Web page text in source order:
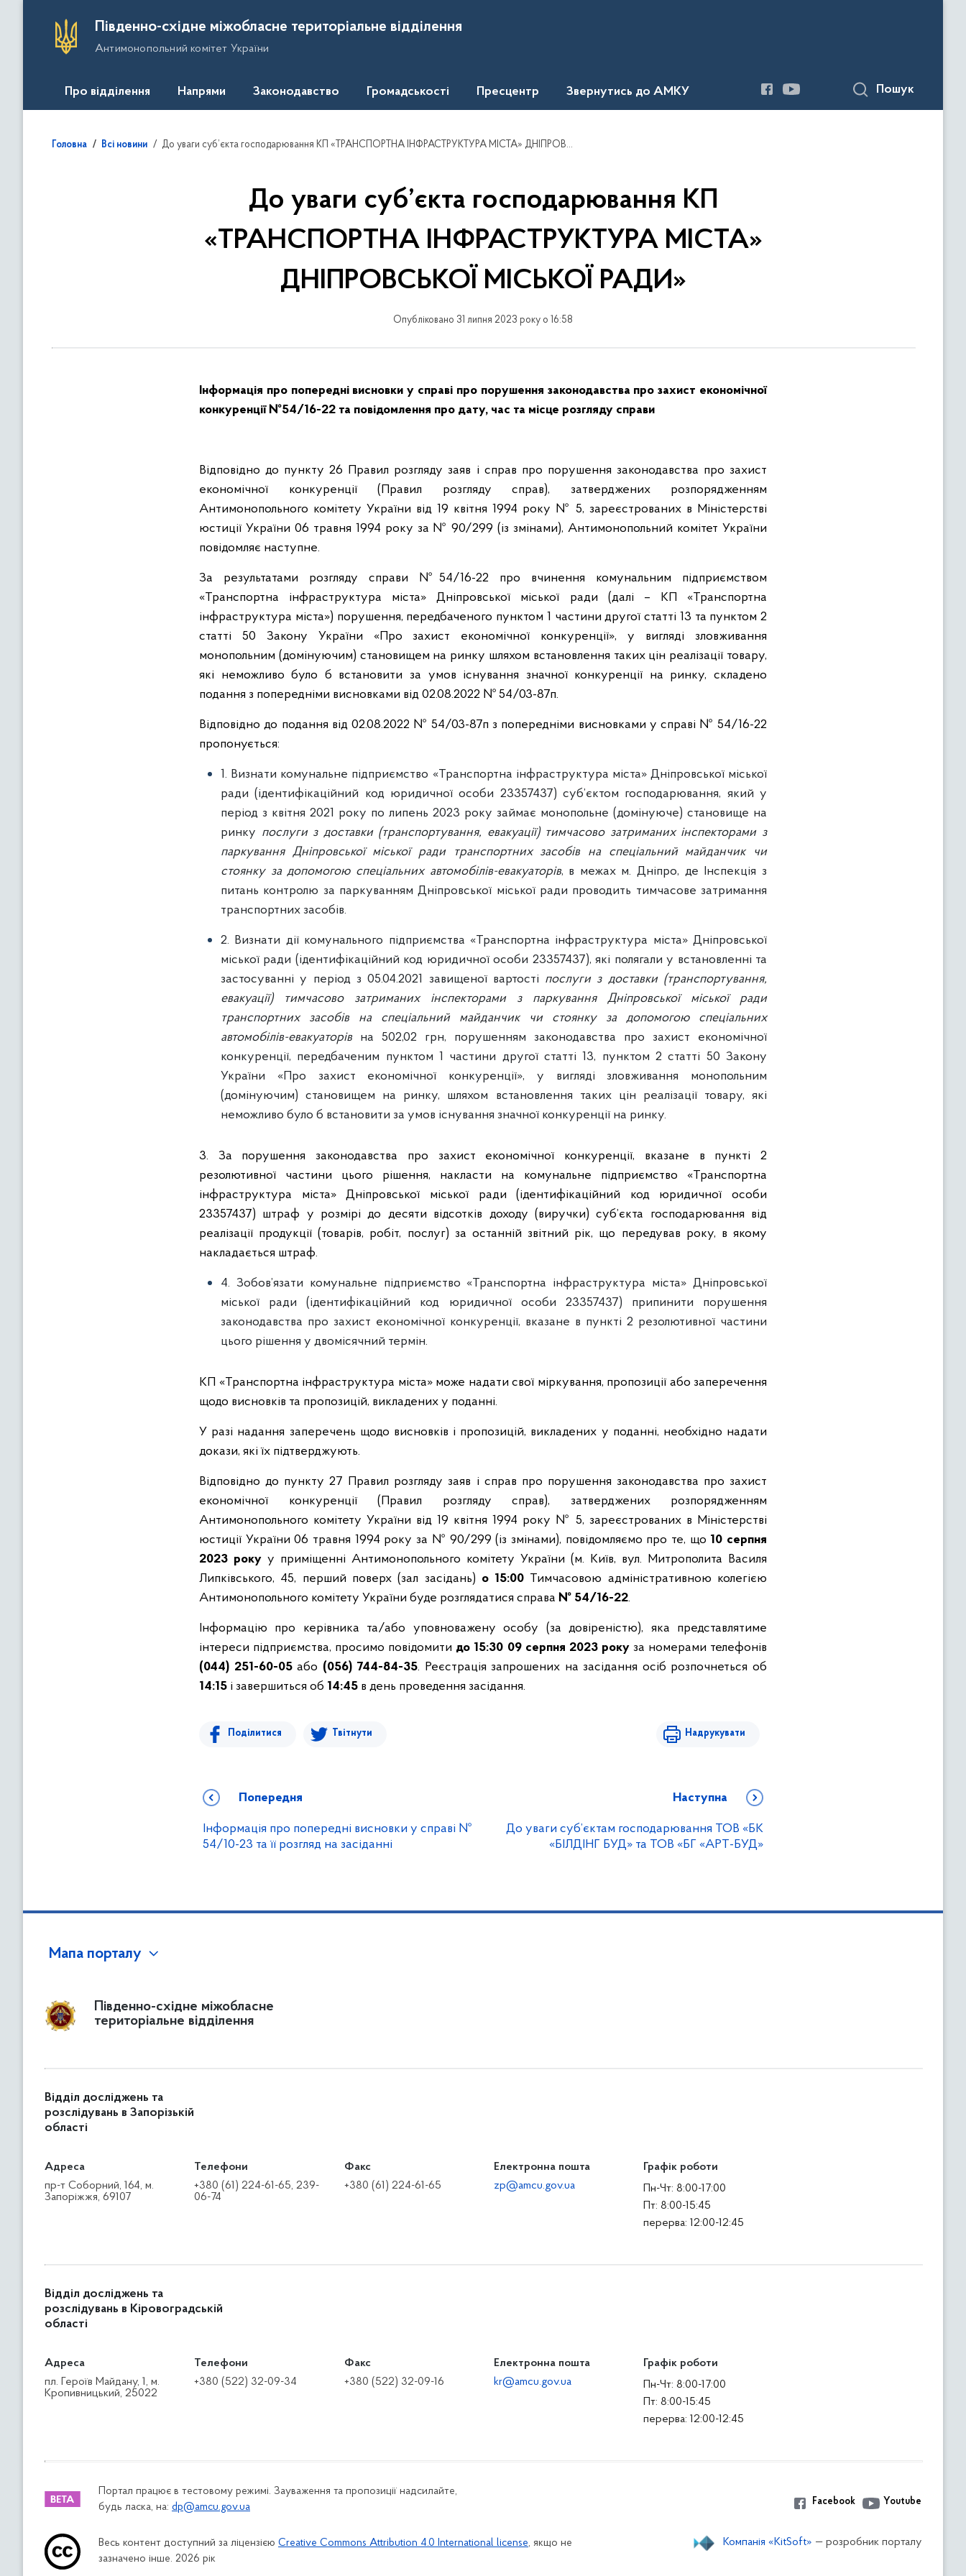
Південно-східне міжобласне територіальне відділення
Антимонопольний комітет України
Про відділення Напрями Законодавство Громадськості Пресцентр Звернутись до АМКУ Пошук
Головна Всі новини До уваги суб’єкта господарювання КП «ТРАНСПОРТНА ІНФРАСТРУКТУРА МІСТА» ДНІПРОВСЬКОЇ МІСЬКОЇ РАДИ»
До уваги суб’єкта господарювання КП
«ТРАНСПОРТНА ІНФРАСТРУКТУРА МІСТА»
ДНІПРОВСЬКОЇ МІСЬКОЇ РАДИ»
Опубліковано 31 липня 2023 року о 16:58
Інформація про попередні висновки у справі про порушення законодавства про захист економічної
конкуренції №54/16-22 та повідомлення про дату, час та місце розгляду справи
Відповідно до пункту 26 Правил розгляду заяв і справ про порушення законодавства про захист
економічної конкуренції (Правил розгляду справ), затверджених розпорядженням
Антимонопольного комітету України від 19 квітня 1994 року № 5, зареєстрованих в Міністерстві
юстиції України 06 травня 1994 року за № 90/299 (із змінами), Антимонопольний комітет України
повідомляє наступне.
За результатами розгляду справи №54/16-22 про вчинення комунальним підприємством
«Транспортна інфраструктура міста» Дніпровської міської ради (далі – КП «Транспортна
інфраструктура міста») порушення, передбаченого пунктом 1 частини другої статті 13 та пунктом 2
статті 50 Закону України «Про захист економічної конкуренції», у вигляді зловживання
монопольним (домінуючим) становищем на ринку шляхом встановлення таких цін реалізації товару,
які неможливо було б встановити за умов існування значної конкуренції на ринку, складено
подання з попередніми висновками від 02.08.2022 № 54/03-87п.
Відповідно до подання від 02.08.2022 № 54/03-87п з попередніми висновками у справі № 54/16-22
пропонується:
1. Визнати комунальне підприємство «Транспортна інфраструктура міста» Дніпровської міської
ради (ідентифікаційний код юридичної особи 23357437) суб’єктом господарювання, який у
період з квітня 2021 року по липень 2023 року займає монопольне (домінуюче) становище на
ринку послуги з доставки (транспортування, евакуації) тимчасово затриманих інспекторами з
паркування Дніпровської міської ради транспортних засобів на спеціальний майданчик чи
стоянку за допомогою спеціальних автомобілів-евакуаторів, в межах м. Дніпро, де Інспекція з
питань контролю за паркуванням Дніпровської міської ради проводить тимчасове затримання
транспортних засобів.
2. Визнати дії комунального підприємства «Транспортна інфраструктура міста» Дніпровської
міської ради (ідентифікаційний код юридичної особи 23357437), які полягали у встановленні та
застосуванні у період з 05.04.2021 завищеної вартості послуги з доставки (транспортування,
евакуації) тимчасово затриманих інспекторами з паркування Дніпровської міської ради
транспортних засобів на спеціальний майданчик чи стоянку за допомогою спеціальних
автомобілів-евакуаторівна 502,02 грн, порушенням законодавства про захист економічної
конкуренції, передбаченим пунктом 1 частини другої статті 13, пунктом 2 статті 50 Закону
України «Про захист економічної конкуренції», у вигляді зловживання монопольним
(домінуючим) становищем на ринку, шляхом встановлення таких цін реалізації товару, які
неможливо було б встановити за умов існування значної конкуренції на ринку.
3. За порушення законодавства про захист економічної конкуренції, вказане в пункті 2
резолютивної частини цього рішення, накласти на комунальне підприємство «Транспортна
інфраструктура міста» Дніпровської міської ради (ідентифікаційний код юридичної особи
23357437) штраф у розмірі до десяти відсотків доходу (виручки) суб’єкта господарювання від
реалізації продукції (товарів, робіт, послуг) за останній звітний рік, що передував року, в якому
накладається штраф.
4. Зобов’язати комунальне підприємство «Транспортна інфраструктура міста» Дніпровської
міської ради (ідентифікаційний код юридичної особи 23357437) припинити порушення
законодавства про захист економічної конкуренції, вказане в пункті 2 резолютивної частини
цього рішення у двомісячний термін.
КП «Транспортна інфраструктура міста» може надати свої міркування, пропозиції або заперечення
щодо висновків та пропозицій, викладених у поданні.
У разі надання заперечень щодо висновків і пропозицій, викладених у поданні, необхідно надати
докази, які їх підтверджують.
Відповідно до пункту 27 Правил розгляду заяв і справ про порушення законодавства про захист
економічної конкуренції (Правил розгляду справ), затверджених розпорядженням
Антимонопольного комітету України від 19 квітня 1994 року № 5, зареєстрованих в Міністерстві
юстиції України 06 травня 1994 року за № 90/299 (із змінами), повідомляємо про те, що 10 серпня
2023 року у приміщенні Антимонопольного комітету України (м. Київ, вул. Митрополита Василя
Липківського, 45, перший поверх (зал засідань) о 15:00 Тимчасовою адміністративною колегією
Антимонопольного комітету України буде розглядатися справа № 54/16-22.
Інформацію про керівника та/або уповноважену особу (за довіреністю), яка представлятиме
інтереси підприємства, просимо повідомити до 15:30 09 серпня 2023 рокуза номерами телефонів
(044) 251-60-05або (056) 744-84-35. Реєстрація запрошених на засідання осіб розпочнеться об
14:15 і завершиться об 14:45 в день проведення засідання.
Поділитися Твітнути Надрукувати
Попередня
Інформація про попередні висновки у справі №
54/10-23 та її розгляд на засіданні
Наступна
До уваги суб’єктам господарювання ТОВ «БК
«БІЛДІНГ БУД» та ТОВ «БГ «АРТ-БУД»
Мапа порталу
Південно-східне міжобласне
територіальне відділення
Відділ досліджень та
розслідувань в Запорізькій
області
Адреса
пр-т Соборний, 164, м.
Запоріжжя, 69107
Телефони
+380 (61) 224-61-65, 239-
06-74
Факс
+380 (61) 224-61-65
Електронна пошта
zp@amcu.gov.ua
Графік роботи
Пн-Чт: 8:00-17:00
Пт: 8:00-15:45
перерва: 12:00-12:45
Відділ досліджень та
розслідувань в Кіровоградській
області
Адреса
пл. Героїв Майдану, 1, м.
Кропивницький, 25022
Телефони
+380 (522) 32-09-34
Факс
+380 (522) 32-09-16
Електронна пошта
kr@amcu.gov.ua
Графік роботи
Пн-Чт: 8:00-17:00
Пт: 8:00-15:45
перерва: 12:00-12:45
Портал працює в тестовому режимі. Зауваження та пропозиції надсилайте,
будь ласка, на: dp@amcu.gov.ua Facebook Youtube
Весь контент доступний за ліцензією Creative Commons Attribution 4.0 International license, якщо не
зазначено інше. 2026 рік
Компанія «KitSoft» — розробник порталу